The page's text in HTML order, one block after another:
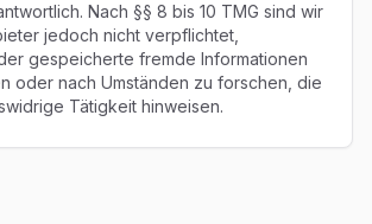
Nach §§ 8 bis 10 TMG sind wir
jedoch nicht verpflichtet,
gespeicherte fremde Informationen
oder nach Umständen zu forschen, die
Tätigkeit hinweisen.